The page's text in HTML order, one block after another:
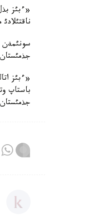
«ءبئز
ناقتئلادئ
سونئمةن
«ءبئز
باستاپ